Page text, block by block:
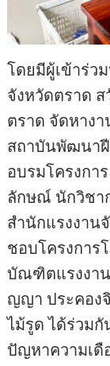
โดยมีผู้เข้าร่ว
จังหวัดตราด
ตราด จัดหาง
สถาบันพัฒนาฝี
อบรมโครงกา
ลักษณ์ นักวิชา
สำนักแรงงาน
ชอบโครงการ
บัณฑิตแรงงา
ญญา ประคอง
ไม้รูด ได้ร่วม
ปัญหาความเ